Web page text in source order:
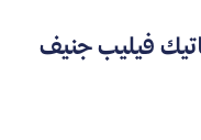
باتيك فيليب جنيف